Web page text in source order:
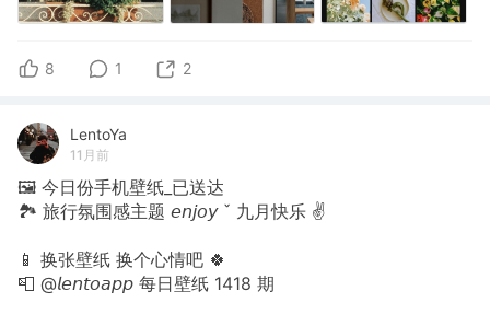
8 1 2
LentoYa
11月前
🖼 今日份手机壁纸_已送达
🏞 旅行氛围感主题 𝘦𝘯𝘫𝘰𝘺 ˇ 九月快乐 ✌
📱 换张壁纸 换个心情吧 🍀
📮 @𝘭𝘦𝘯𝘵𝘰𝘢𝘱𝘱 每日壁纸 1418 期